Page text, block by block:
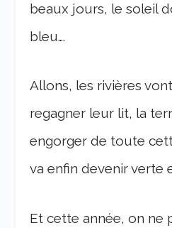
beaux jours, le soleil
bleu….
Allons, les rivières
regagner leur lit, la
engorger de toute
va enfin devenir verte
Et cette année, on ne